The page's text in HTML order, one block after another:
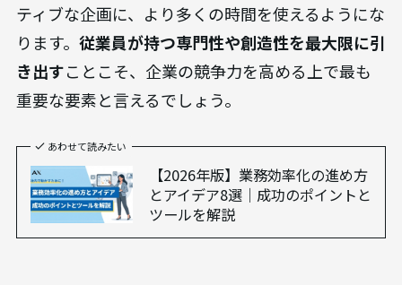
ティブな企画に、より多くの時間を使えるようにな
ります。 従業員が持つ専門性や創造性を最大限に引
き出すことこそ、企業の競争力を高める上で最も
重要な要素と言えるでしょう。
あわせて読みたい
【2026年版】業務効率化の進め方
とアイデア8選｜成功のポイントと
ツールを解説